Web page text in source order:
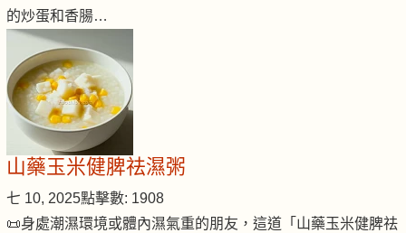
的炒蛋和香腸…
山藥玉米健脾祛濕粥
七 10, 2025點擊數: 1908
📜身處潮濕環境或體內濕氣重的朋友，這道「山藥玉米健脾祛